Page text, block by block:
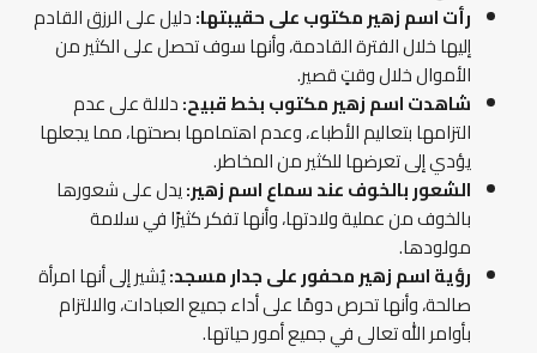
رأت اسم زهير مكتوب على حقيبتها:دليل على الرزق القادم
إليها خلال الفترة القادمة، وأنها سوف تحصل على الكثير من
الأموال خلال وقتٍ قصير.
شاهدت اسم زهير مكتوب بخط قبيح:دلالة على عدم
التزامها بتعاليم الأطباء، وعدم اهتمامها بصحتها، مما يجعلها
يؤدي إلى تعرضها للكثير من المخاطر.
الشعور بالخوف عند سماع اسم زهير:يدل على شعورها
بالخوف من عملية ولادتها، وأنها تفكر كثيرًا في سلامة
مولودها.
رؤية اسم زهير محفور على جدار مسجد:يُشير إلى أنها امرأة
صالحة، وأنها تحرص دومًا على أداء جميع العبادات، والالتزام
بأوامر الله تعالى في جميع أمور حياتها.